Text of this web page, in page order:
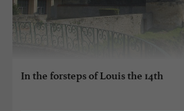
In the forsteps of Louis the 14th